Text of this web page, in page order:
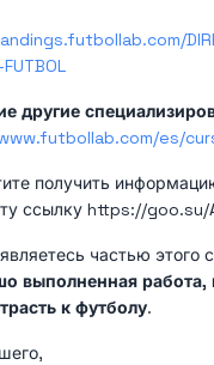
другие
es/
получить
ссылку https://goo.su/
частью этого
выполненная работа,
к футболу.